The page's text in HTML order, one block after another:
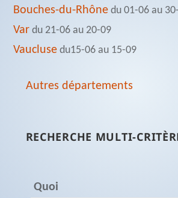
Bouches-du-Rhône du 01-06 au
Var du 21-06 au 20-09
Vaucluse du15-06 au 15-09
Autres départements
RECHERCHE MULTI-
Quoi